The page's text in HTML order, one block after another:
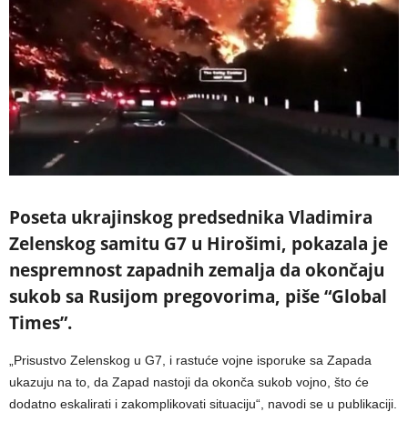
Poseta ukrajinskog predsednika Vladimira
Zelenskog samitu G7 u Hirošimi, pokazala je
nespremnost zapadnih zemalja da okončaju
sukob sa Rusijom pregovorima, piše “Global
Times”.
„Prisustvo Zelenskog u G7, i rastuće vojne isporuke sa Zapada
ukazuju na to, da Zapad nastoji da okonča sukob vojno, što će
dodatno eskalirati i zakomplikovati situaciju“, navodi se u publikaciji.